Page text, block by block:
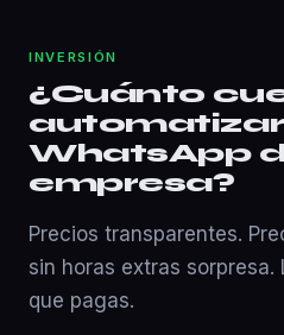
INVERSIÓN
¿Cuánto
automatizar
WhatsApp
empresa?
Precios transparentes.
sin horas extras
que pagas.